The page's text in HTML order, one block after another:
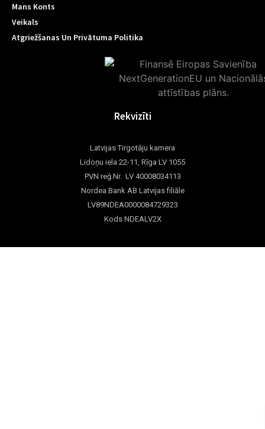
Mans Konts
Veikals
Atgriežšanas Un Privātuma Politika
Rekvizīti
Latvijas Tirgotāju kamera
Lidoņu iela 22-11, Rīga LV 1055
PVN reģ.Nr. LV 40008034113
Nordea Bank AB Latvijas filiāle
LV89NDEA0000084729323
Kods NDEALV2X